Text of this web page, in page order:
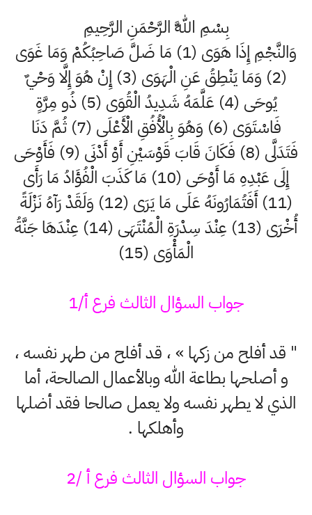
بِسْمِ اللَّهِ الرَّحْمَنِ الرَّحِيمِ
وَالنَّجْمِ إِذَا هَوَى (1) مَا ضَلَّ صَاحِبُكُمْ وَمَا غَوَى
(2) وَمَا يَنْطِقُ عَنِ الْهَوَى (3) إِنْ هُوَ إِلَّا وَحْيٌ
يُوحَى (4) عَلَّمَهُ شَدِيدُ الْقُوَى (5) ذُو مِرَّةٍ
فَاسْتَوَى (6) وَهُوَ بِالْأُفُقِ الْأَعْلَى (7) ثُمَّ دَنَا
فَتَدَلَّى (8) فَكَانَ قَابَ قَوْسَيْنِ أَوْ أَدْنَى (9) فَأَوْحَى
إِلَى عَبْدِهِ مَا أَوْحَى (10) مَا كَذَبَ الْفُؤَادُ مَا رَأَى
(11) أَفَتُمَارُونَهُ عَلَى مَا يَرَى (12) وَلَقَدْ رَآهُ نَزْلَةً
أُخْرَى (13) عِنْدَ سِدْرَةِ الْمُنْتَهَى (14) عِنْدَهَا جَنَّةُ
الْمَأْوَى (15)
جواب السؤال الثالث فرع أ/1
" قد أفلح من زكها » ، قد أفلح من طهر نفسه ،
و أصلحها بطاعة الله وبالأعمال الصالحة، أما
الذي لا يطهر نفسه ولا يعمل صالحا فقد أضلها
وأهلكها .
جواب السؤال الثالث فرع أ /2